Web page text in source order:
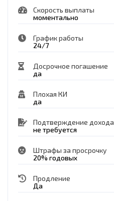
Скорость выплаты
моментально
График работы
24/7
Досрочное погашение
да
Плохая КИ
да
Подтверждение дохода
не требуется
Штрафы за просрочку
20% годовых
Продление
Да